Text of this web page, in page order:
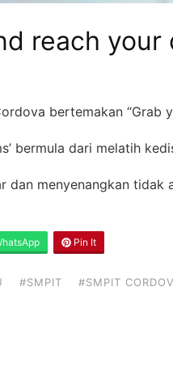
reach your
bertemakan “Grab
bermula dari melatih
dan menyenangkan
Pin It
#SMPIT #SMPIT